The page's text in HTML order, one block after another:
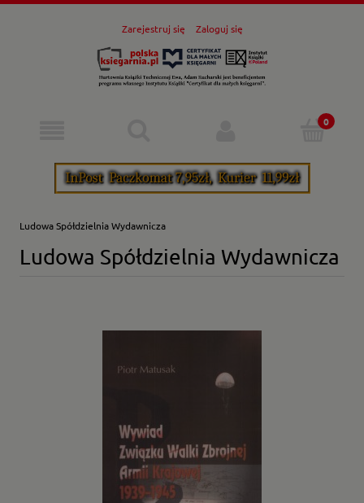
Zarejestruj się Zaloguj się
Ludowa Spółdzielnia Wydawnicza
Ludowa Spółdzielnia Wydawnicza